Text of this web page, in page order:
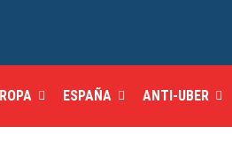
ESPAÑA ANTI-UBER